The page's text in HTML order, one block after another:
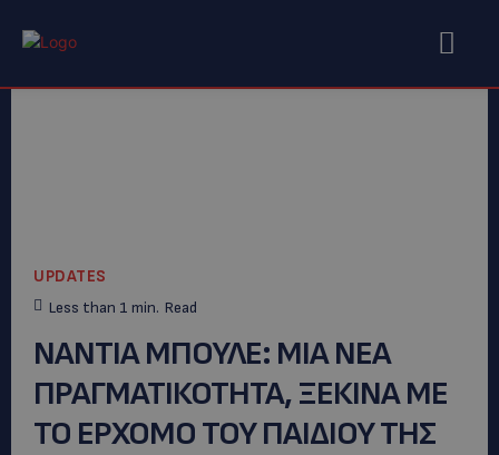
UPDATES
Less than 1 min. Read
ΝΑΝΤΙΑ ΜΠΟΥΛΕ: ΜΙΑ ΝΕΑ
ΠΡΑΓΜΑΤΙΚΟΤΗΤΑ, ΞΕΚΙΝΑ ΜΕ
ΤΟ ΕΡΧΟΜΟ ΤΟΥ ΠΑΙΔΙΟΥ ΤΗΣ